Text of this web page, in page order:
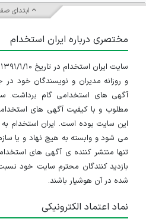
ابتدای
مختصری درباره ایران استخدام
و روزانه مدیران و نویسندگان خود
آگهی های استخدامی گام برداشت.
مطلوب و با کیفیت آگهی های
این سایت بوده است. ایران استخدام
می شود و وابسته به هیچ نهاد و یا
تنها منتشر کننده ی آگهی های
بازدید کنندگان محترم سایت خود
شده در آن هوشیار باشند.
نماد اعتماد الکترونیکی